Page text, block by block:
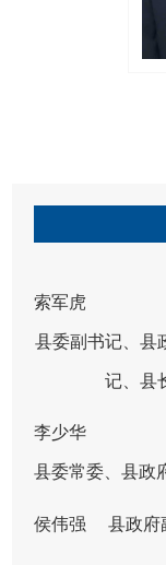
索军虎
县委副书记、县
记、县
李少华
县委常委、县政
侯伟强 县政府